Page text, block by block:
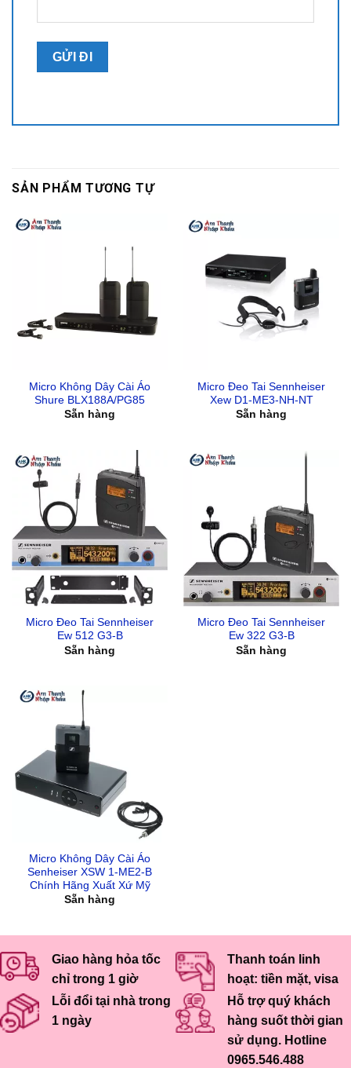
SẢN PHẨM TƯƠNG TỰ
Micro Không Dây Cài Áo
Shure BLX188A/PG85
Sẵn hàng
Micro Đeo Tai Sennheiser
Xew D1-ME3-NH-NT
Sẵn hàng
Micro Đeo Tai Sennheiser
Ew 512 G3-B
Sẵn hàng
Micro Đeo Tai Sennheiser
Ew 322 G3-B
Sẵn hàng
Micro Không Dây Cài Áo
Senheiser XSW 1-ME2-B
Chính Hãng Xuất Xứ Mỹ
Sẵn hàng
Giao hàng hỏa tốc
chỉ trong 1 giờ
Thanh toán linh
hoạt: tiền mặt, visa
Lỗi đổi tại nhà trong
1 ngày
Hỗ trợ quý khách
hàng suốt thời gian
sử dụng. Hotline
0965.546.488